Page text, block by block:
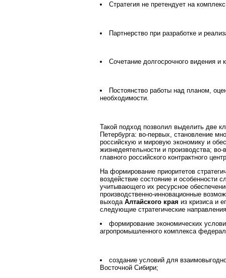
Стратегия не претендует на
Партнерство при разработке и
Сочетание долгосрочного видения и
Постоянство работы над планом,
необходимости.
Такой подход позволил выделить две
Петербурга: во-первых, становление
российскую и мировую экономику и
жизнедеятельности и производства;
главного российского контрактного
На формирование приоритетов
воздействие состояние и особенности
учитывающего их ресурсное
производственно-инновационные
выхода Алтайского края из кризиса и
следующие стратегические
формирование экономических
агропромышленного комплекса
создание условий для
Восточной Сибири;